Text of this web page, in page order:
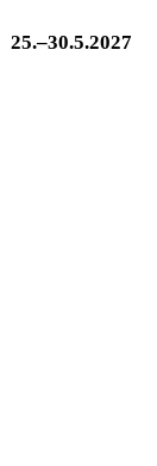
25.–30.5.2027